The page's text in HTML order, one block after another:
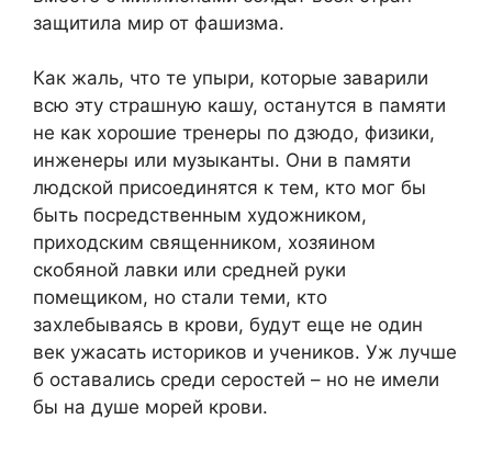
защитила мир от фашизма.
Как жаль, что те упыри, которые заварили
всю эту страшную кашу, останутся в памяти
не как хорошие тренеры по дзюдо, физики,
инженеры или музыканты. Они в памяти
людской присоединятся к тем, кто мог бы
быть посредственным художником,
приходским священником, хозяином
скобяной лавки или средней руки
помещиком, но стали теми, кто
захлебываясь в крови, будут еще не один
век ужасать историков и учеников. Уж лучше
б оставались среди серостей – но не имели
бы на душе морей крови.